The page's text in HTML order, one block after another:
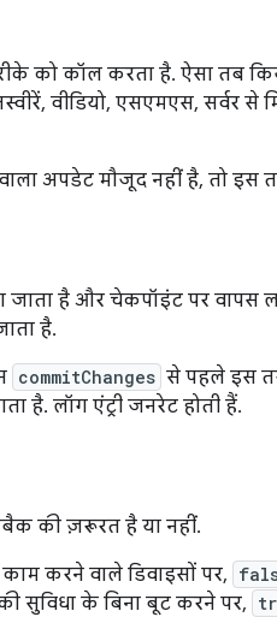
को कॉल करता है. ऐसा तब
वीडियो, एसएमएस, सर्वर
अपडेट मौजूद नहीं है, तो इस
जाता है और चेकपॉइंट पर वापस
है.
commitChanges से पहले इस
है. लॉग एंट्री जनरेट होती हैं.
की ज़रूरत है या नहीं.
करने वाले डिवाइसों पर,
सुविधा के बिना बूट करने पर,